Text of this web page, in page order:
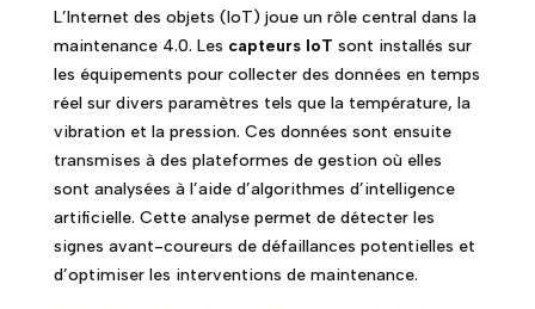
L’Internet des objets (IoT) joue un rôle central dans la
maintenance 4.0. Les capteurs IoT sont installés sur
les équipements pour collecter des données en temps
réel sur divers paramètres tels que la température, la
vibration et la pression. Ces données sont ensuite
transmises à des plateformes de gestion où elles
sont analysées à l’aide d’algorithmes d’intelligence
artificielle. Cette analyse permet de détecter les
signes avant-coureurs de défaillances potentielles et
d’optimiser les interventions de maintenance.